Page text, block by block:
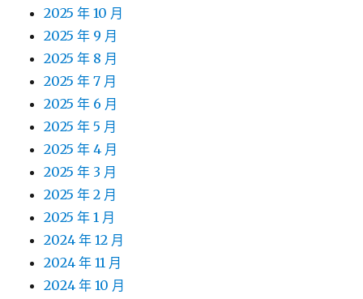
2025 年 10 月
2025 年 9 月
2025 年 8 月
2025 年 7 月
2025 年 6 月
2025 年 5 月
2025 年 4 月
2025 年 3 月
2025 年 2 月
2025 年 1 月
2024 年 12 月
2024 年 11 月
2024 年 10 月